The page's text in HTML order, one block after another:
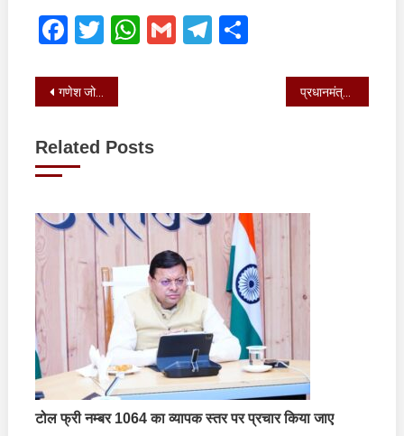
Facebook
Twitter
WhatsApp
GmailTelegram
Share
Post
गणेश जोशी ने आज मीडिया सेंटर, सचिवालय में प्रेस वार्ता की प्रधानमंत्री मोदी के नेतृत्व में उत्तराखण्ड के तीर्थ स्थलों को मिली नई पहचान
Related Posts
टोल फ्री नम्बर 1064 का व्यापक स्तर पर प्रचार किया जाए